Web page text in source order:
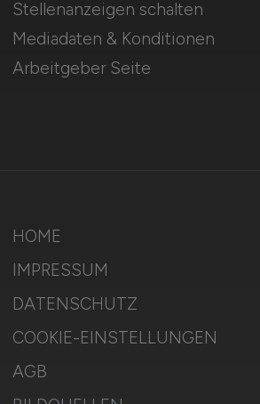
Stellenanzeigen schalten
Mediadaten & Konditionen
Arbeitgeber Seite
HOME
IMPRESSUM
DATENSCHUTZ
COOKIE-EINSTELLUNGEN
AGB